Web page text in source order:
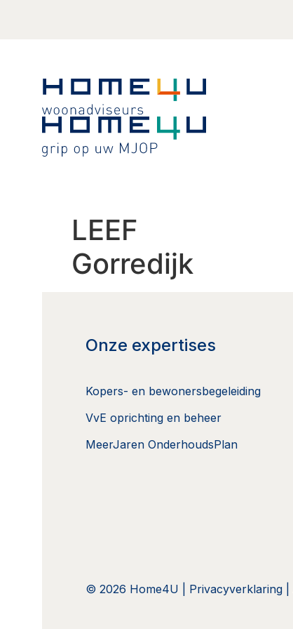
LEEF
Gorredijk
Onze expertises
Kopers- en bewonersbegeleiding
VvE oprichting en beheer
MeerJaren OnderhoudsPlan
© 2026 Home4U | Privacyverklaring